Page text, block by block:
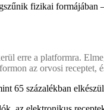
fizikai
erre a platformra.
az orvosi
65 százalékban